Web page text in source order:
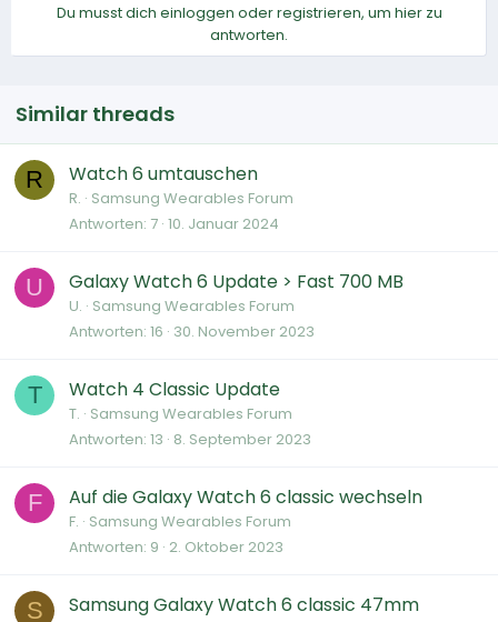
Du musst dich einloggen oder registrieren, um hier zu
antworten.
Similar threads
R Watch 6 umtauschen
R. Samsung Wearables Forum
Antworten 7 10. Januar 2024
U Galaxy Watch 6 Update > Fast 700 MB
U. Samsung Wearables Forum
Antworten 16 30. November 2023
T Watch 4 Classic Update
T. Samsung Wearables Forum
Antworten 13 8. September 2023
F Auf die Galaxy Watch 6 classic wechseln
F. Samsung Wearables Forum
Antworten 9 2. Oktober 2023
S Samsung Galaxy Watch 6 classic 47mm